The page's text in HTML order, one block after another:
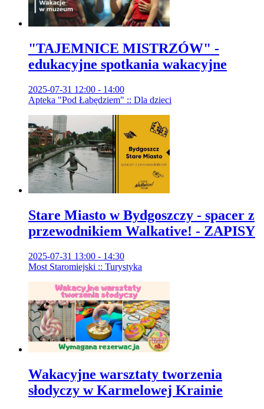
"TAJEMNICE MISTRZÓW" -
edukacyjne spotkania wakacyjne
2025-07-31 12:00 - 14:00
Apteka "Pod Łabędziem" :: Dla dzieci
Stare Miasto w Bydgoszczy - spacer z
przewodnikiem Walkative! - ZAPISY
2025-07-31 13:00 - 14:30
Most Staromiejski :: Turystyka
Wakacyjne warsztaty tworzenia
słodyczy w Karmelowej Krainie